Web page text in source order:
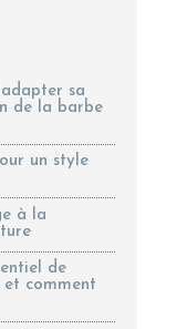
sa
de la barbe
un style
à la
de
comment